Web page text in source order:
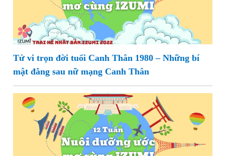
Tử vi trọn đời tuổi Canh Thân 1980 – Những bí
mật đằng sau nữ mạng Canh Thân